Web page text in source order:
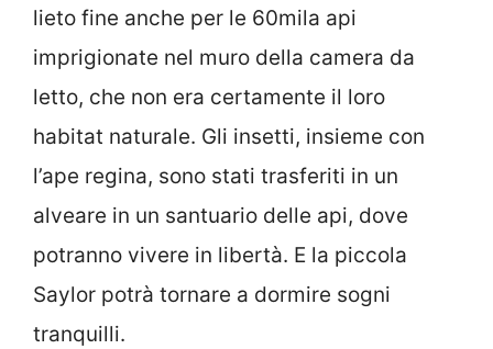
lieto fine anche per le 60mila api
imprigionate nel muro della camera da
letto, che non era certamente il loro
habitat naturale. Gli insetti, insieme con
l’ape regina, sono stati trasferiti in un
alveare in un santuario delle api, dove
potranno vivere in libertà. E la piccola
Saylor potrà tornare a dormire sogni
tranquilli.